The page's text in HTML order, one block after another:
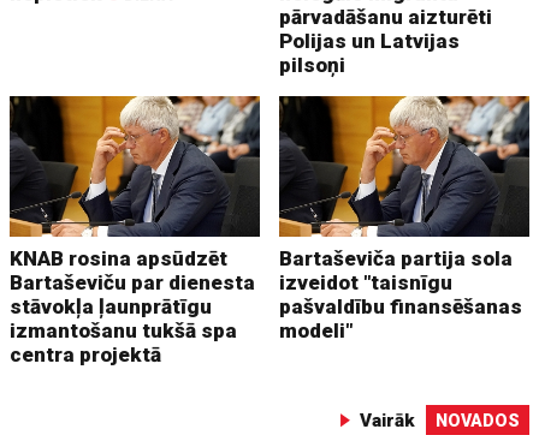
pārvadāšanu aizturēti
Polijas un Latvijas
pilsoņi
KNAB rosina apsūdzēt
Bartaševiču par dienesta
stāvokļa ļaunprātīgu
izmantošanu tukšā spa
centra projektā
Bartaševiča partija sola
izveidot "taisnīgu
pašvaldību finansēšanas
modeli"
Vairāk NOVADOS